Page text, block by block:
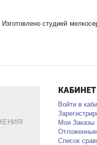
студией
Войти в
Мои Заказы
Список